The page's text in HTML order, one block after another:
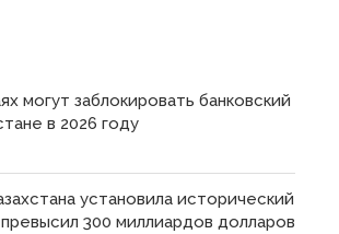
могут заблокировать банковский
в 2026 году
установила исторический
300 миллиардов долларов